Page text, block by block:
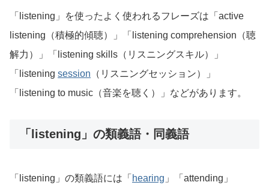
「listening」を使ったよく使われるフレーズは「active
listening（積極的傾聴）」「listening comprehension（聴
解力）」「listening skills（リスニングスキル）」
「listening session （リスニングセッション）」
「listening to music（音楽を聴く）」などがあります。
「listening」の類義語・同義語
「listening」の類義語には「 hearing 」「attending」